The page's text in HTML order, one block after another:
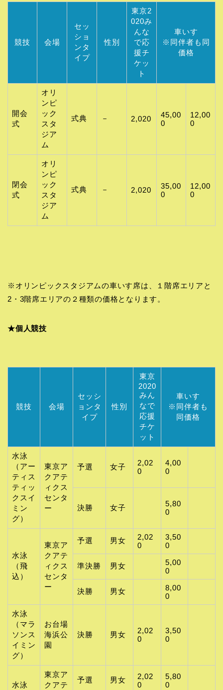
競技 会場
セッ
ショ
ンタ
イプ
性別
東京2
020み
んな
で応
援チ
ケッ
ト
車いす
※同伴者も同
価格
開会
式
オリ
ンピ
ック
スタ
ジア
ム
式典 － 2,020
45,00
0
12,00
0
閉会
式
オリ
ンピ
ック
スタ
ジア
ム
式典 － 2,020
35,00
0
12,00
0
※オリンピックスタジアムの車いす席は、１階席エリアと
2・3階席エリアの２種類の価格となります。
★個人競技
競技 会場
セッシ
ョンタ
イプ
性別
東京
2020
みん
なで
応援
チケ
ット
車いす
※同伴者も
同価格
水泳
（アー
ティス
ティッ
クスイ
ミン
グ）
東京ア
クアテ
ィクス
センタ
ー
予選 女子
2,02
0
4,00
0
決勝 女子
5,80
0
水泳
（飛
込）
東京ア
クアテ
ィクス
センタ
ー
予選 男女
2,02
0
3,50
0
準決勝 男女
5,00
0
決勝 男女
8,00
0
水泳
（マラ
ソンス
イミン
グ）
お台場
海浜公
園
決勝 男女
2,02
0
3,50
0
水泳
東京ア
クアテ
予選 男女
2,02
0
5,80
0